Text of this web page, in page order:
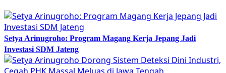
Setya Arinugroho: Program Magang Kerja Jepang Jadi
Investasi SDM Jateng